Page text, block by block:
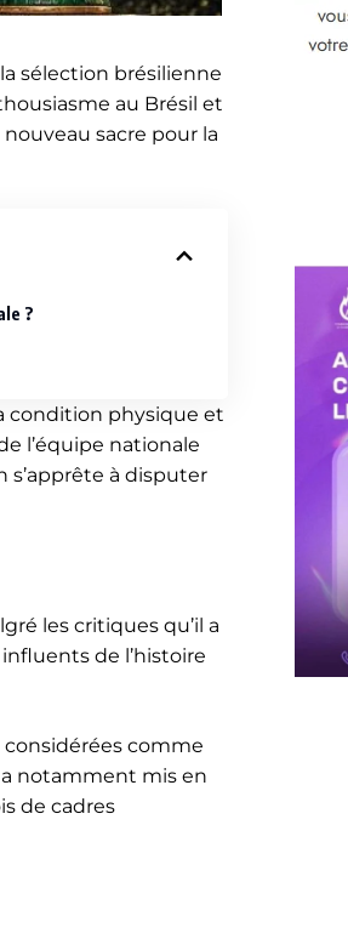
sélection brésilienne
au Brésil et
sacre pour la
?
condition physique et
l’équipe nationale
s’apprête à disputer
les critiques qu’il a
de l’histoire
considérées comme
notamment mis en
de cadres